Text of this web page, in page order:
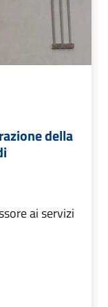
della
ai servizi